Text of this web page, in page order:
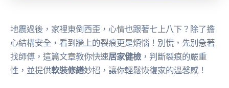
地震過後，家裡東倒西歪，心情也跟著七上八下？除了擔
心結構安全，看到牆上的裂痕更是煩惱！別慌，先別急著
找師傅，這篇文章教你快速居家健檢，判斷裂痕的嚴重
性，並提供軟裝修繕妙招，讓你輕鬆恢復家的溫馨感！